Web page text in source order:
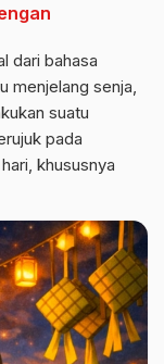
dari bahasa
menjelang senja,
suatu
pada
khususnya